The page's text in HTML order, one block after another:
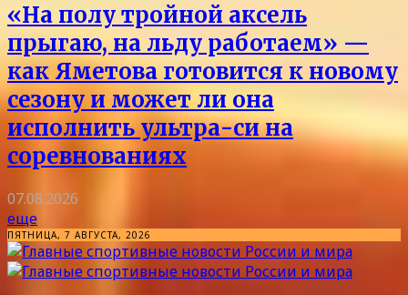
«На полу тройной аксель
прыгаю, на льду работаем» —
как Яметова готовится к новому
сезону и может ли она
исполнить ультра-си на
соревнованиях
07.08.2026
еще
ПЯТНИЦА, 7 АВГУСТА, 2026